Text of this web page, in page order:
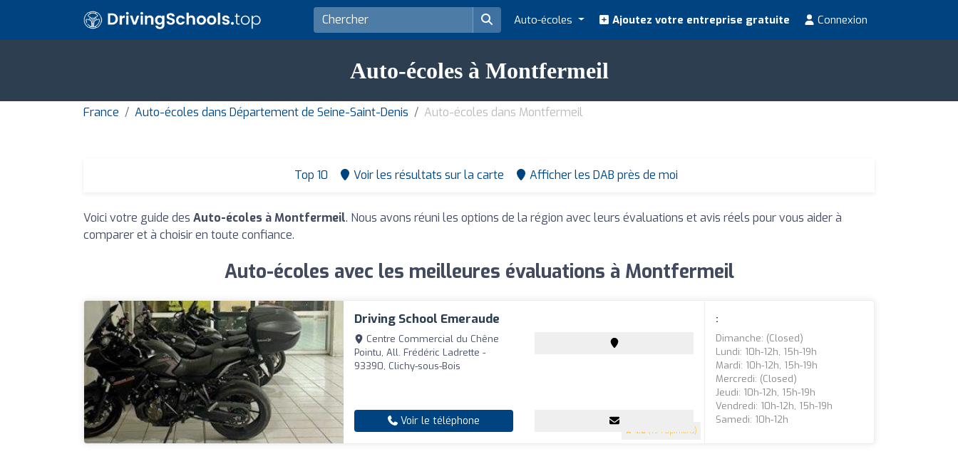
Auto-écoles Ajoutez votre entreprise gratuite Connexion
Auto-écoles à Montfermeil
France Auto-écoles dans Département de Seine-Saint-Denis Auto-écoles dans Montfermeil
Top 10 Voir les résultats sur la carte Afficher les DAB près de moi
Voici votre guide des Auto-écoles à Montfermeil. Nous avons réuni les options de la région avec leurs évaluations et avis réels pour vous aider à
comparer et à choisir en toute confiance.
Auto-écoles avec les meilleures évaluations à Montfermeil
Driving School Emeraude
4.8 (194 Opinions)
Centre Commercial du Chêne
Pointu, All. Frédéric Ladrette -
93390, Clichy-sous-Bois
Voir le téléphone
:
Dimanche: (closed)
Lundi: 10h-12h, 15h-19h
Mardi: 10h-12h, 15h-19h
Mercredi: (closed)
Jeudi: 10h-12h, 15h-19h
Vendredi: 10h-12h, 15h-19h
Samedi: 10h-12h